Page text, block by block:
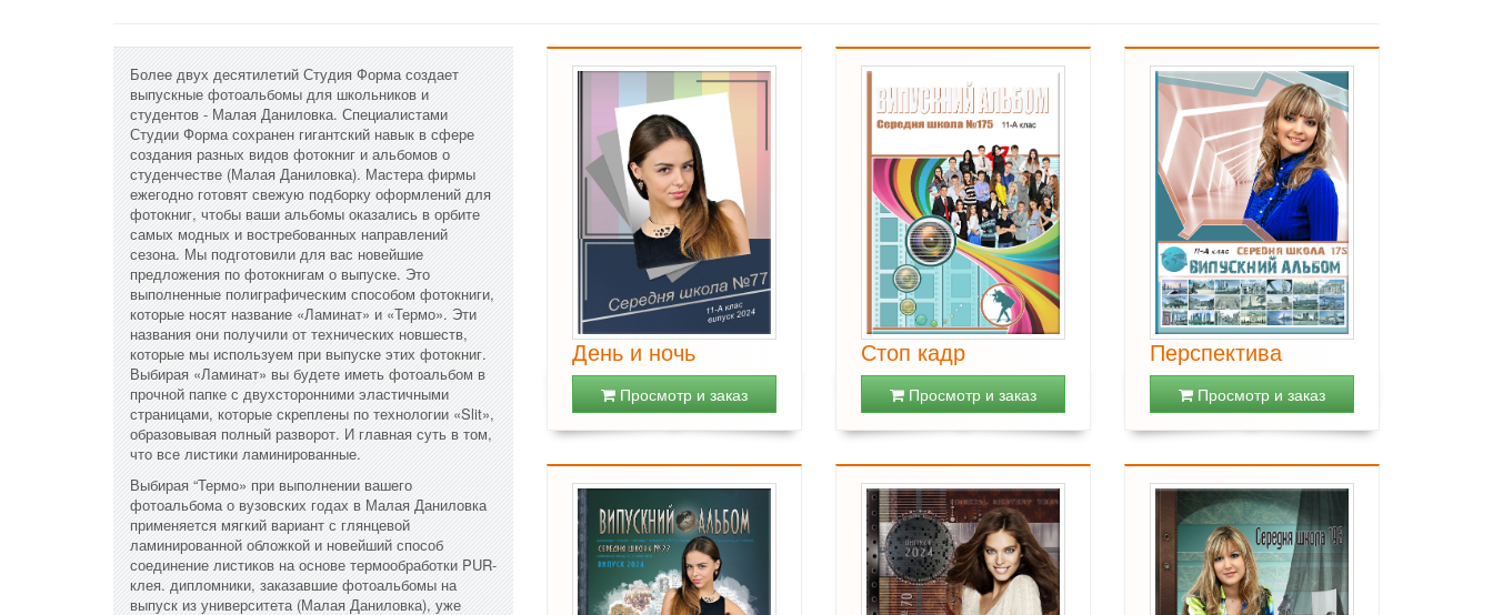
Более двух десятилетий Студия Форма создает
выпускные фотоальбомы для школьников и
студентов - Малая Даниловка. Специалистами
Студии Форма сохранен гигантский навык в сфере
создания разных видов фотокниг и альбомов о
студенчестве (Малая Даниловка). Мастера фирмы
ежегодно готовят свежую подборку оформлений для
фотокниг, чтобы ваши альбомы оказались в орбите
самых модных и востребованных направлений
сезона. Мы подготовили для вас новейшие
предложения по фотокнигам о выпуске. Это
выполненные полиграфическим способом фотокниги,
которые носят название «Ламинат» и «Термо». Эти
названия они получили от технических новшеств,
которые мы используем при выпуске этих фотокниг.
Выбирая «Ламинат» вы будете иметь фотоальбом в
прочной папке с двухсторонними эластичными
страницами, которые скреплены по технологии «Slit»,
образовывая полный разворот. И главная суть в том,
что все листики ламинированные.
Выбирая “Термо» при выполнении вашего
фотоальбома о вузовских годах в Малая Даниловка
применяется мягкий вариант с глянцевой
ламинированной обложкой и новейший способ
соединение листиков на основе термообработки PUR-
клея. дипломники, заказавшие фотоальбомы на
выпуск из университета (Малая Даниловка), уже
День и ночь
Просмотр и заказ
Стоп кадр
Просмотр и заказ
Перспектива
Просмотр и заказ